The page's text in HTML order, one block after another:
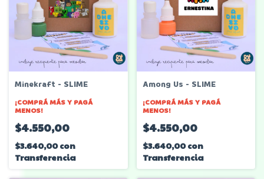
Minekraft - SLIME
¡COMPRÁ MÁS Y PAGÁ
MENOS!
$4.550,00
$3.640,00con
Transferencia
Among Us - SLIME
¡COMPRÁ MÁS Y PAGÁ
MENOS!
$4.550,00
$3.640,00con
Transferencia